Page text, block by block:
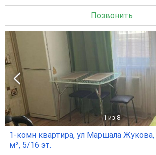
Позвонить
1 из 8
1-комн квартира, ул Маршала
м², 5/16 эт.